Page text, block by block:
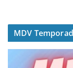
MDV